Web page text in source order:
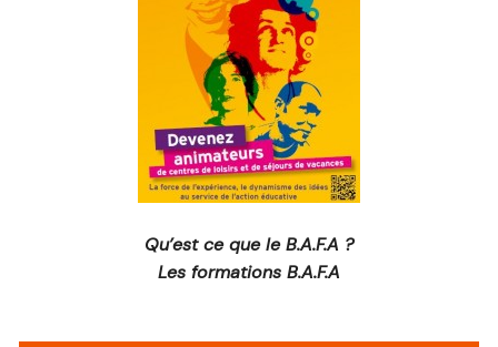
Qu’est ce que le B.A.F.A ?
Les formations B.A.F.A